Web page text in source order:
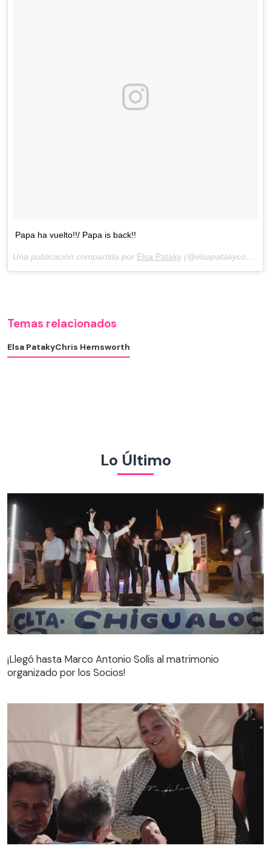
Papa ha vuelto!!/ Papa is back!!
Una publicación compartida por Elsa Pataky (@elsapatakyconfidential) el
Temas relacionados
Elsa PatakyChris Hemsworth
Lo Último
organizado por los Socios!
¡Llegó hasta Marco Antonio Solís al matrimonio
organizado por los Socios!